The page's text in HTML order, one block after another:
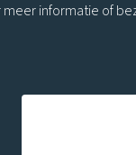
informatie of